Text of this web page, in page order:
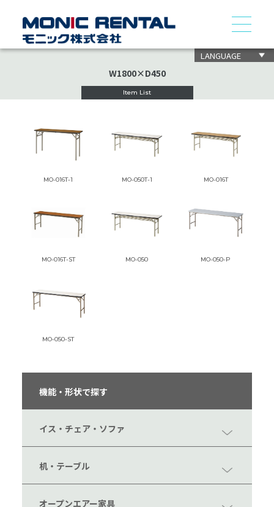
LANGUAGE
W1800×D450
Item List
機能・形状で探す
イス・チェア・ソファ
机・テーブル
オープンエアー家具
MO-016T-1 MO-050T-1 MO-016T
MO-016T-ST MO-050 MO-050-P
MO-050-ST